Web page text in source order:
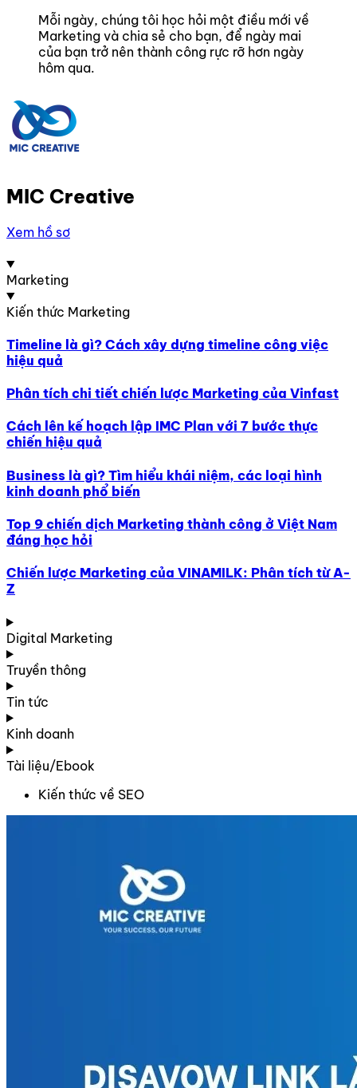
Mỗi ngày, chúng tôi học hỏi một điều mới về
Marketing và chia sẻ cho bạn, để ngày mai
của bạn trở nên thành công rực rỡ hơn ngày
hôm qua.
MIC Creative
Xem hồ sơ
Marketing
Kiến thức Marketing
Timeline là gì? Cách xây dựng timeline công việc
hiệu quả
Phân tích chi tiết chiến lược Marketing của Vinfast
Cách lên kế hoạch lập IMC Plan với 7 bước thực
chiến hiệu quả
Business là gì? Tìm hiểu khái niệm, các loại hình
kinh doanh phổ biến
Top 9 chiến dịch Marketing thành công ở Việt Nam
đáng học hỏi
Chiến lược Marketing của VINAMILK: Phân tích từ A-
Z
Digital Marketing
Truyền thông
Tin tức
Kinh doanh
Tài liệu/Ebook
Kiến thức về SEO